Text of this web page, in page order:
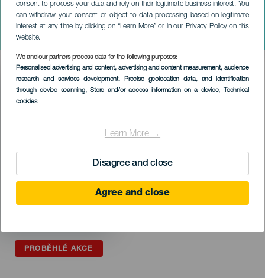
consent to process your data and rely on their legitimate business interest. You
can withdraw your consent or object to data processing based on legitimate
interest at any time by clicking on “Learn More” or in our Privacy Policy on this
website.
We and our partners process data for the following purposes:
Personalised advertising and content, advertising and content measurement, audience
research and services development, Precise geolocation data, and identification
through device scanning, Store and/or access information on a device, Technical
cookies
Learn More →
Disagree and close
Agree and close
Festival Contemporáneo
2023
TENERIFE
Imagen
Listado
PROBĚHLÉ AKCE